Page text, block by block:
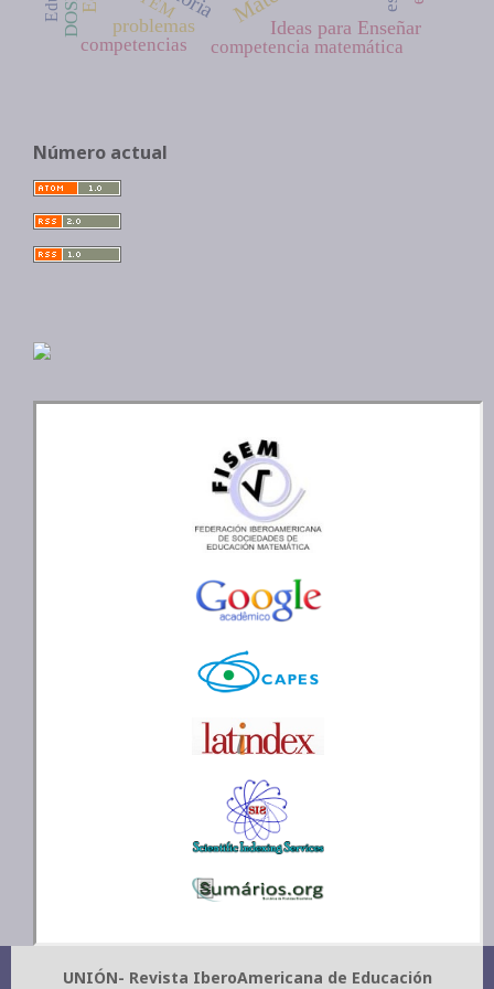
Ideas para Enseñar
problemas
competencia matemática
competencias
Número actual
UNIÓN- Revista IberoAmericana de Educación